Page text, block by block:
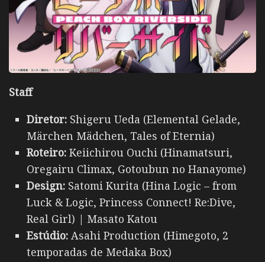
Staff
Diretor: Shigeru Ueda (Elemental Gelade,
Märchen Mädchen, Tales of Eternia)
Roteiro: Keiichirou Ouchi (Hinamatsuri,
Oregairu Climax, Gotoubun no Hanayome)
Design: Satomi Kurita (Hina Logic – from
Luck & Logic, Princess Connect! Re:Dive,
Real Girl) | Masato Katou
Estúdio: Asahi Production (Himegoto, 2
temporadas de Medaka Box)